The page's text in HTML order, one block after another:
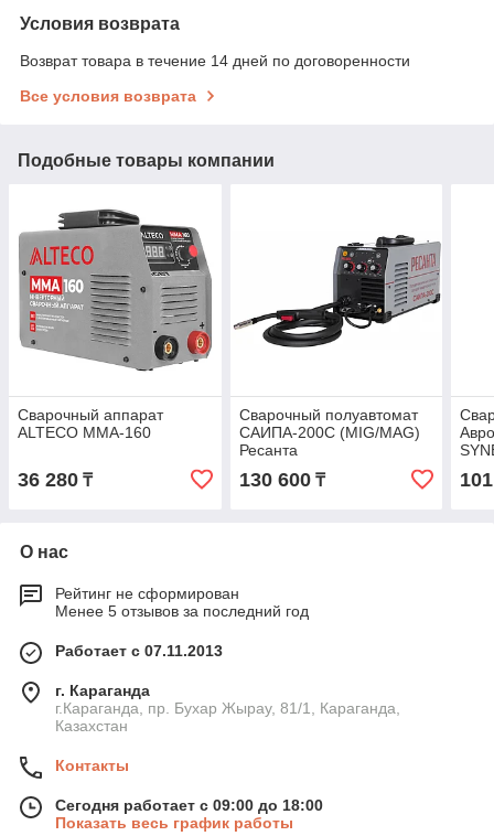
Условия возврата
Возврат товара в течение 14 дней по договоренности
Все условия возврата
Подобные товары компании
Сварочный аппарат
ALTECO MMA-160
36 280 ₸
Сварочный полуавтомат
САИПА-200C (MIG/MAG)
Ресанта
130 600₸
О нас
Рейтинг не сформирован
Менее 5 отзывов за последний год
Работает с 07.11.2013
г. Караганда
г.Караганда, пр. Бухар Жырау, 81/1, Караганда,
Казахстан
Контакты
Сегодня работает с 09:00 до 18:00
Показать весь график работы